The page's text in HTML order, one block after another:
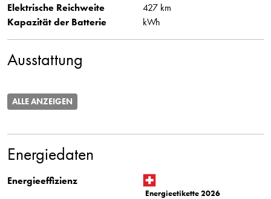
Elektrische Reichweite
427 km
Kapazität der Batterie
kWh
Ausstattung
ALLE ANZEIGEN
Energiedaten
Energieeffizienz
Energieetikette 2026